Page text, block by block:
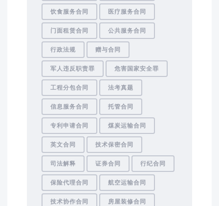
饮食服务合同 医疗服务合同
门面租赁合同 公共服务合同
行政法规 赠与合同
军人违反职责罪 危害国家安全罪
工程分包合同 法考真题
信息服务合同 托管合同
专利申请合同 煤炭运输合同
英文合同 技术保密合同
司法解释 证券合同 行纪合同
保险代理合同 航空运输合同
技术协作合同 房屋装修合同